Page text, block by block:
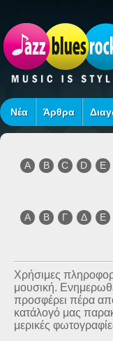
Νέα Άρθρα
A B C D E
Α Β Γ Δ Ε
Χρήσιμες
μουσική.
προσφέρει πέρα
κατάλογό μας
μερικές